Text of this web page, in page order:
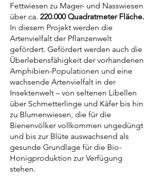
Fettwiesen zu Mager- und Nasswiesen
über ca. 220.000 Quadratmeter Fläche.
In diesem Projekt werden die
Artenvielfalt der Pflanzenwelt
gefördert. Gefördert werden auch die
Überlebensfähigkeit der vorhandenen
Amphibien-Populationen und eine
wachsende Artenvielfalt in der
Insektenwelt – von seltenen Libellen
über Schmetterlinge und Käfer bis hin
zu Blumenwiesen, die für die
Bienenvölker vollkommen ungedüngt
und bis zur Blüte auswachsend als
gesunde Grundlage für die Bio-
Honigproduktion zur Verfügung
stehen.